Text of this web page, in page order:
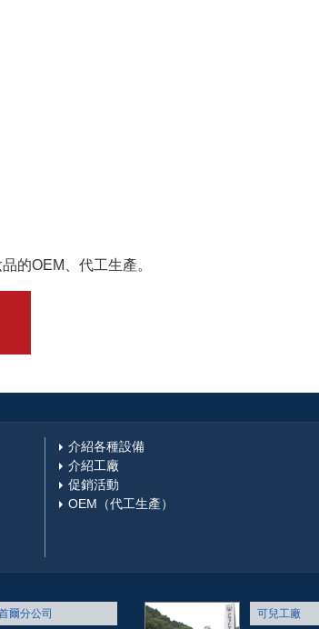
的OEM、代工生產。
介紹各種設備
介紹工廠
促銷活動
OEM（代工生產）
爾分公司 可兒工廠